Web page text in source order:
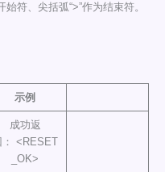
符、尖括弧“>”作为结束符。
示例
成功返
： <RESET
_OK>